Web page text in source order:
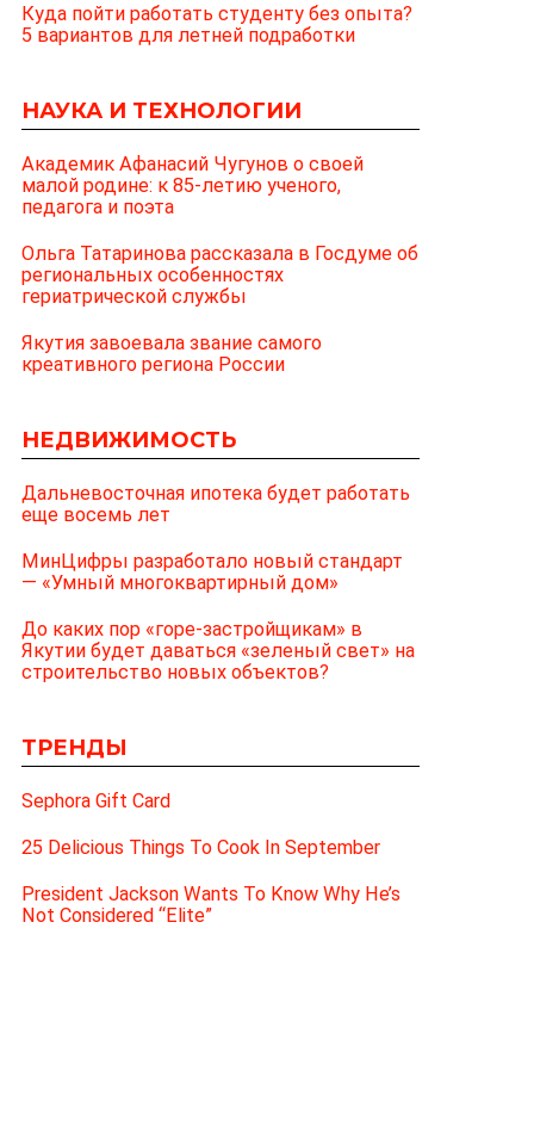
Куда пойти работать студенту без опыта?
5 вариантов для летней подработки
НАУКА И ТЕХНОЛОГИИ
Академик Афанасий Чугунов о своей
малой родине: к 85-летию ученого,
педагога и поэта
Ольга Татаринова рассказала в Госдуме об
региональных особенностях
гериатрической службы
Якутия завоевала звание самого
креативного региона России
НЕДВИЖИМОСТЬ
Дальневосточная ипотека будет работать
еще восемь лет
МинЦифры разработало новый стандарт
— «Умный многоквартирный дом»
До каких пор «горе-застройщикам» в
Якутии будет даваться «зеленый свет» на
строительство новых объектов?
ТРЕНДЫ
Sephora Gift Card
25 Delicious Things To Cook In September
President Jackson Wants To Know Why He’s
Not Considered “Elite”